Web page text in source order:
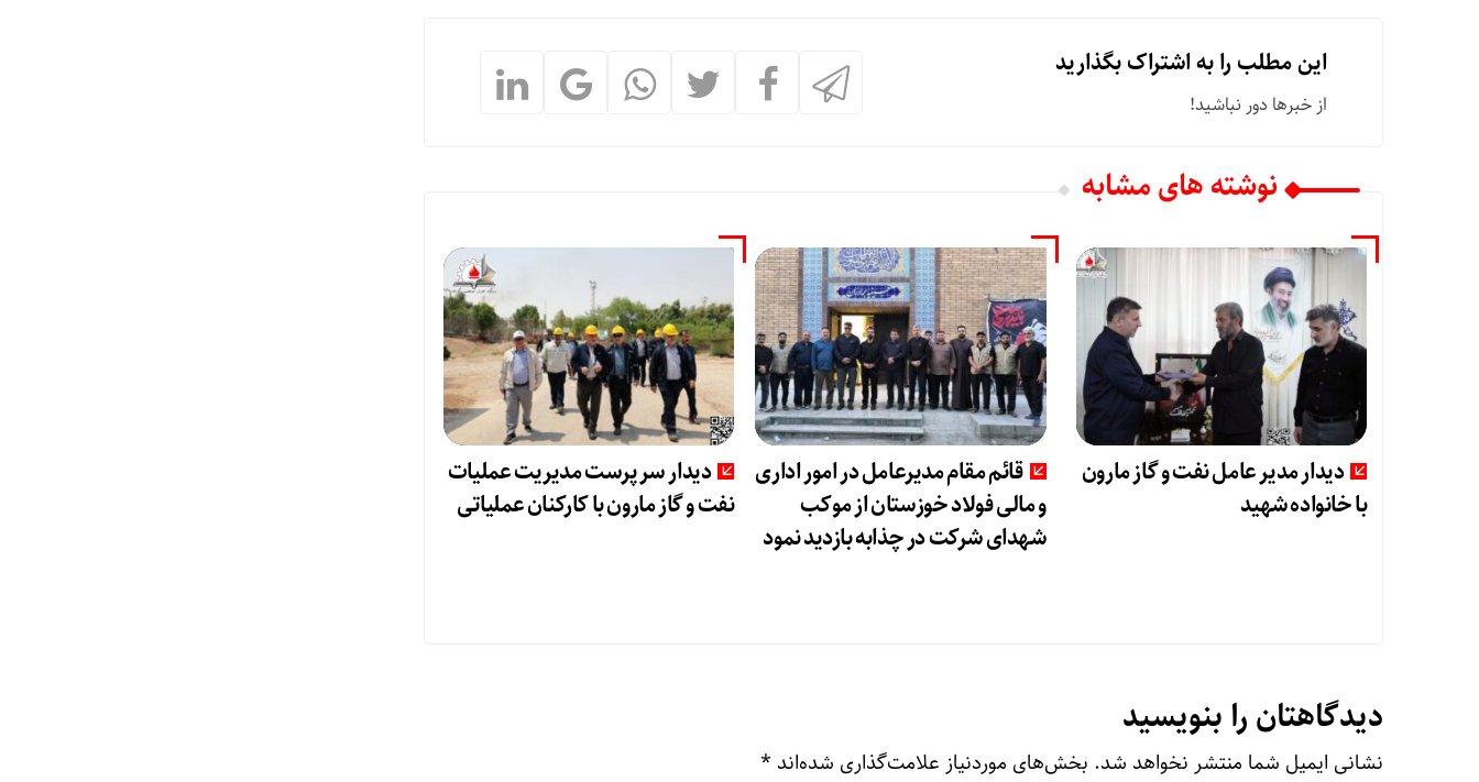
این مطلب را به اشتراک بگذارید
از خبرها دور نباشید!
نوشته های مشابه
دیدار مدیر عامل نفت و گاز مارون
با خانواده شهید
قائم مقام مدیرعامل در امور اداری
و مالی فولاد خوزستان از موکب
شهدای شرکت در چذابه بازدید نمود
دیدار سرپرست مدیریت عملیات
نفت و گاز مارون با کارکنان عملیاتی
دیدگاهتان را بنویسید
نشانی ایمیل شما منتشر نخواهد شد. بخش‌های موردنیاز علامت‌گذاری شده‌اند *